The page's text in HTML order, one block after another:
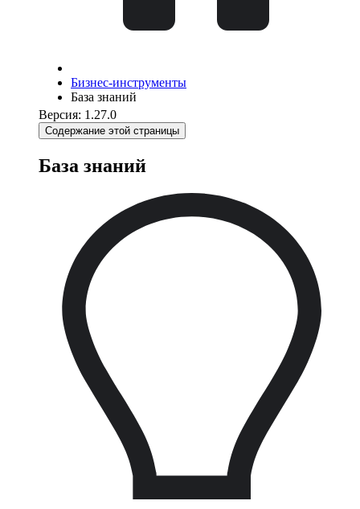
Бизнес-инструменты
База знаний
Версия: 1.27.0
Содержание этой страницы
База знаний